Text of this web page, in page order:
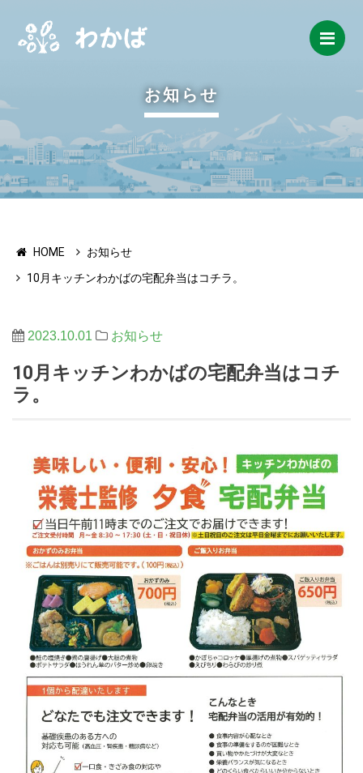
お知らせ
HOME
お知らせ
10月キッチンわかばの宅配弁当はコチラ。
2023.10.01 お知らせ
10月キッチンわかばの宅配弁当はコチ
ラ。